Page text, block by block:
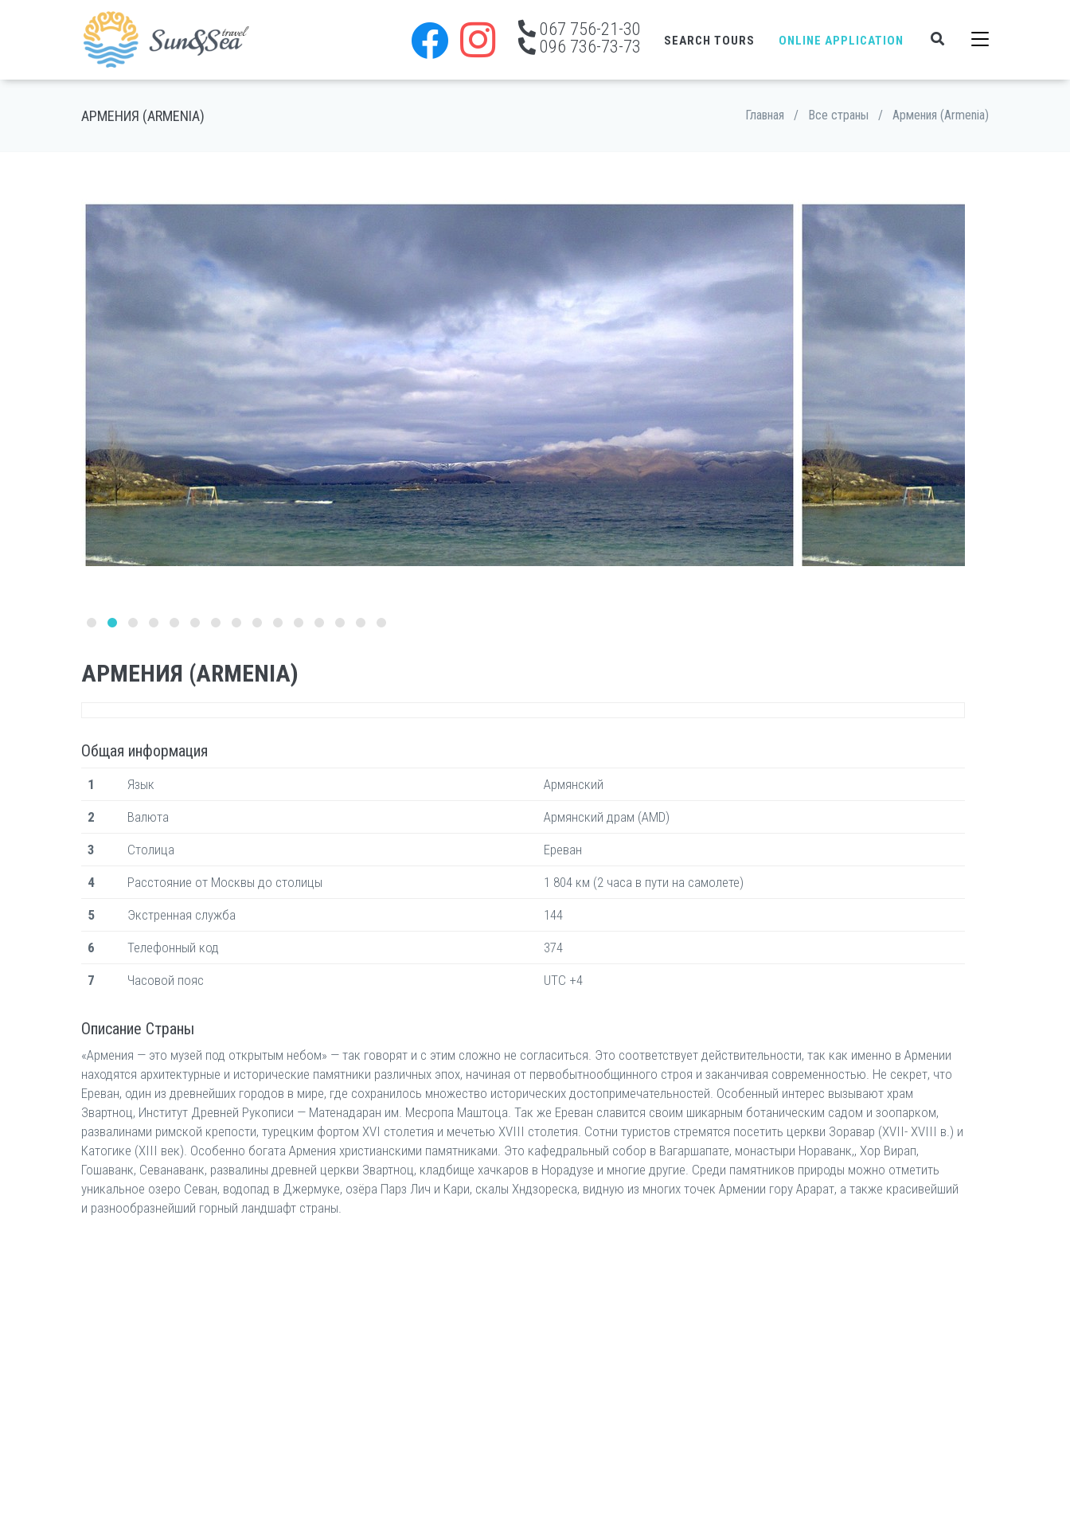
067 756-21-30
096 736-73-73
SEARCH TOURS ONLINE APPLICATION
АРМЕНИЯ (ARMENIA) Главная / Все страны / Армения (Armenia)
АРМЕНИЯ (ARMENIA)
Общая информация
1 Язык Армянский
2 Валюта Армянский драм (AMD)
3 Столица Ереван
4 Расстояние от Москвы до столицы 1 804 км (2 часа в пути на самолете)
5 Экстренная служба 144
6 Телефонный код 374
7 Часовой пояс UTC +4
Описание Страны
«Армения — это музей под открытым небом» — так говорят и с этим сложно не согласиться. Это соответствует действительности, так как именно в Армении
находятся архитектурные и исторические памятники различных эпох, начиная от первобытнообщинного строя и заканчивая современностью. Не секрет, что
Ереван, один из древнейших городов в мире, где сохранилось множество исторических достопримечательностей. Особенный интерес вызывают храм
Звартноц, Институт Древней Рукописи — Матенадаран им. Месропа Маштоца. Так же Ереван славится своим шикарным ботаническим садом и зоопарком,
развалинами римской крепости, турецким фортом XVI столетия и мечетью XVIII столетия. Сотни туристов стремятся посетить церкви Зоравар (XVII- XVIII в.) и
Катогике (XIII век). Особенно богата Армения христианскими памятниками. Это кафедральный собор в Вагаршапате, монастыри Нораванк,, Хор Вирап,
Гошаванк, Севанаванк, развалины древней церкви Звартноц, кладбище хачкаров в Норадузе и многие другие. Среди памятников природы можно отметить
уникальное озеро Севан, водопад в Джермуке, озёра Парз Лич и Кари, скалы Хндзореска, видную из многих точек Армении гору Арарат, а также красивейший
и разнообразнейший горный ландшафт страны.